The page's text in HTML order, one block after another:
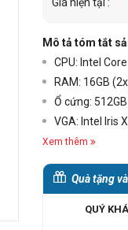
Mô tả tóm tắt
CPU: Intel
RAM: 16GB
Ổ cứng:
VGA: Intel Iris
Xem thêm
Quà tặng
QUÝ